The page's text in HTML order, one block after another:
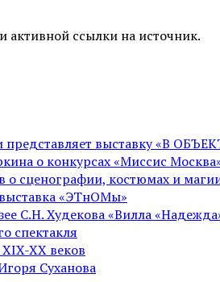
активной ссылки на источник.
представляет выставку «В
о конкурсах «Миссис
о сценографии, костюмах и
выставка «ЭТнОМы»
С.Н. Худекова «Вилла
спектакля
XX веков
Суханова